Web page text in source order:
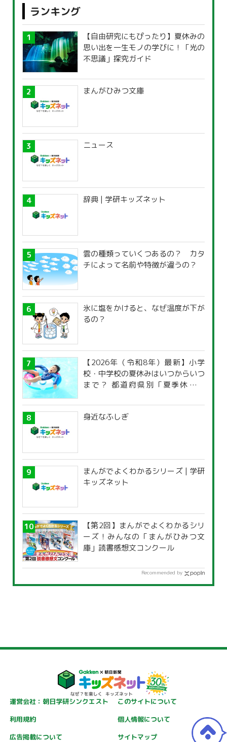
ランキング
【自由研究にもぴったり】夏休みの
思い出を一生モノの学びに！「光の
不思議」探究ガイド
まんがひみつ文庫
ニュース
辞典 | 学研キッズネット
雲の種類っていくつあるの？ カタ
チによって名前や特徴が違うの？
氷に塩をかけると、なぜ温度が下が
るの？
【2026年（令和8年）最新】小学
校・中学校の夏休みはいつからいつ
まで？ 都道府県別「夏季休暇一
身近なふしぎ
まんがでよくわかるシリーズ | 学研
キッズネット
【第2回】まんがでよくわかるシリ
ーズ！みんなの「まんがひみつ文
庫」読書感想文コンクール
Recommended by
運営会社：朝日学研シンクエスト
このサイトについて
利用規約
個人情報について
広告掲載について
サイトマップ